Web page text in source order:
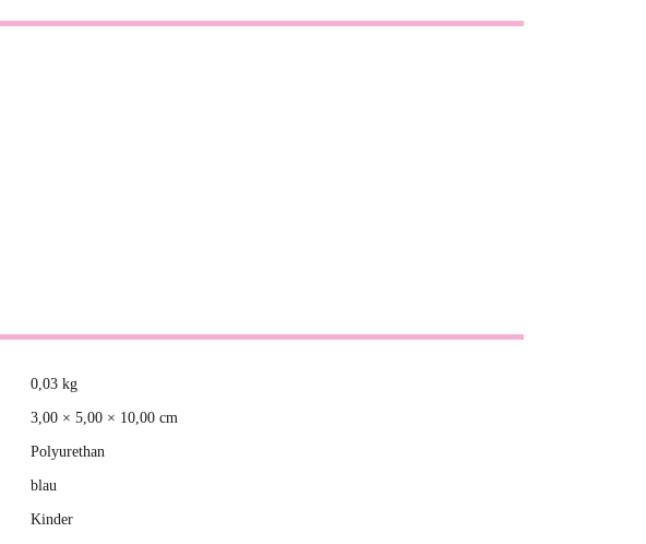
0,03 kg
3,00 × 5,00 × 10,00 cm
Polyurethan
blau
Kinder